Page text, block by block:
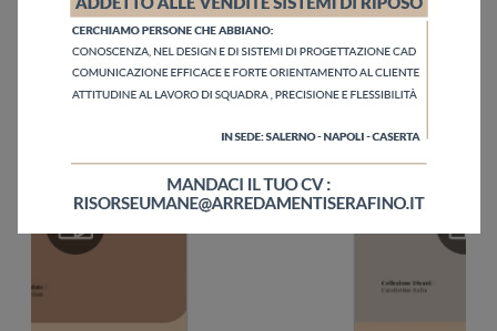
Sfoglia i cataloghi